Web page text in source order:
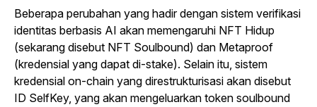
Beberapa perubahan yang hadir dengan sistem verifikasi
identitas berbasis AI akan memengaruhi NFT Hidup
(sekarang disebut NFT Soulbound) dan Metaproof
(kredensial yang dapat di-stake). Selain itu, sistem
kredensial on-chain yang direstrukturisasi akan disebut
ID SelfKey, yang akan mengeluarkan token soulbound